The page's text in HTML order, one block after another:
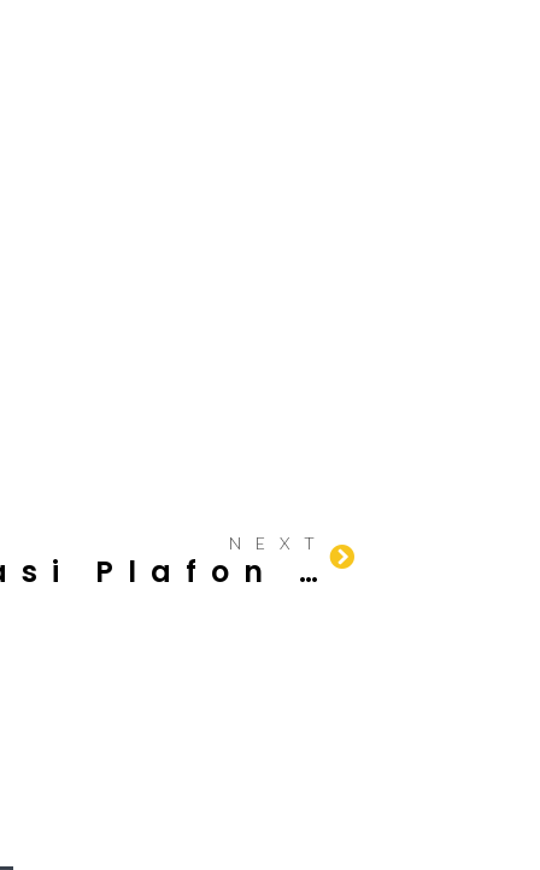
NEXT
Tips Mengatasi Plafon Rembes Air: Solusi Praktis untuk Rumah Bebas Bocor